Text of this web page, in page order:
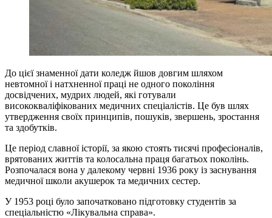
​До цієї знаменної дати коледж йшов довгим шляхом
невтомної і натхненної праці не одного покоління
досвідчених, мудрих людей, які готували
висококваліфікованих медичних спеціалістів. Це був шлях
утвердження своїх принципів, пошуків, звершень, зростання
та здобутків.
Це період славної історії, за якою стоять тисячі професіоналів,
врятованих життів та колосальна праця багатьох поколінь.
Розпочалася вона у далекому червні 1936 року із заснування
медичної школи акушерок та медичних сестер.
У 1953 році було започатковано підготовку студентів за
спеціальністю «Лікувальна справа».